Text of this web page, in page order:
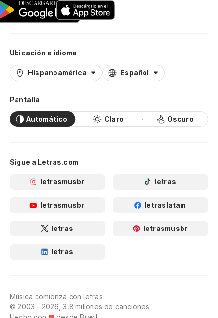
Ubicación e idioma
Hispanoamérica Español
Pantalla
Automático Claro Oscuro
Sigue a Letras.com
letrasmusbr letras
letrasmusbr letraslatam
letras letrasmusbr
letras
Música comienza con letras
© 2003 - 2026, 3.8 millones de canciones